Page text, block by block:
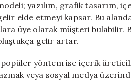
yazılım, grafik tasarım,
elde etmeyi kapsar. Bu
üye olarak müşteri bulabilir.
gelir artar.
yöntem ise içerik
veya sosyal medya